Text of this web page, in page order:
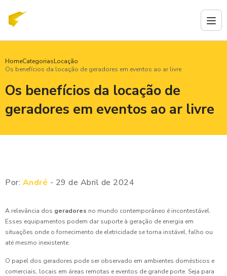
HomeCategoriasLocação
Os benefícios da locação de geradores em eventos ao ar livre
Os benefícios da locação de
geradores em eventos ao ar livre
Por: André - 29 de Abril de 2024
A relevância dos geradores no mundo contemporâneo é incontestável.
Esses equipamentos podem dar suporte à geração de energia em
situações onde o fornecimento de eletricidade se torna instável, falho ou
até mesmo inexistente.
O papel dos geradores pode ser observado em ambientes domésticos e
comerciais, locais em áreas remotas e eventos de grande porte. Seja para